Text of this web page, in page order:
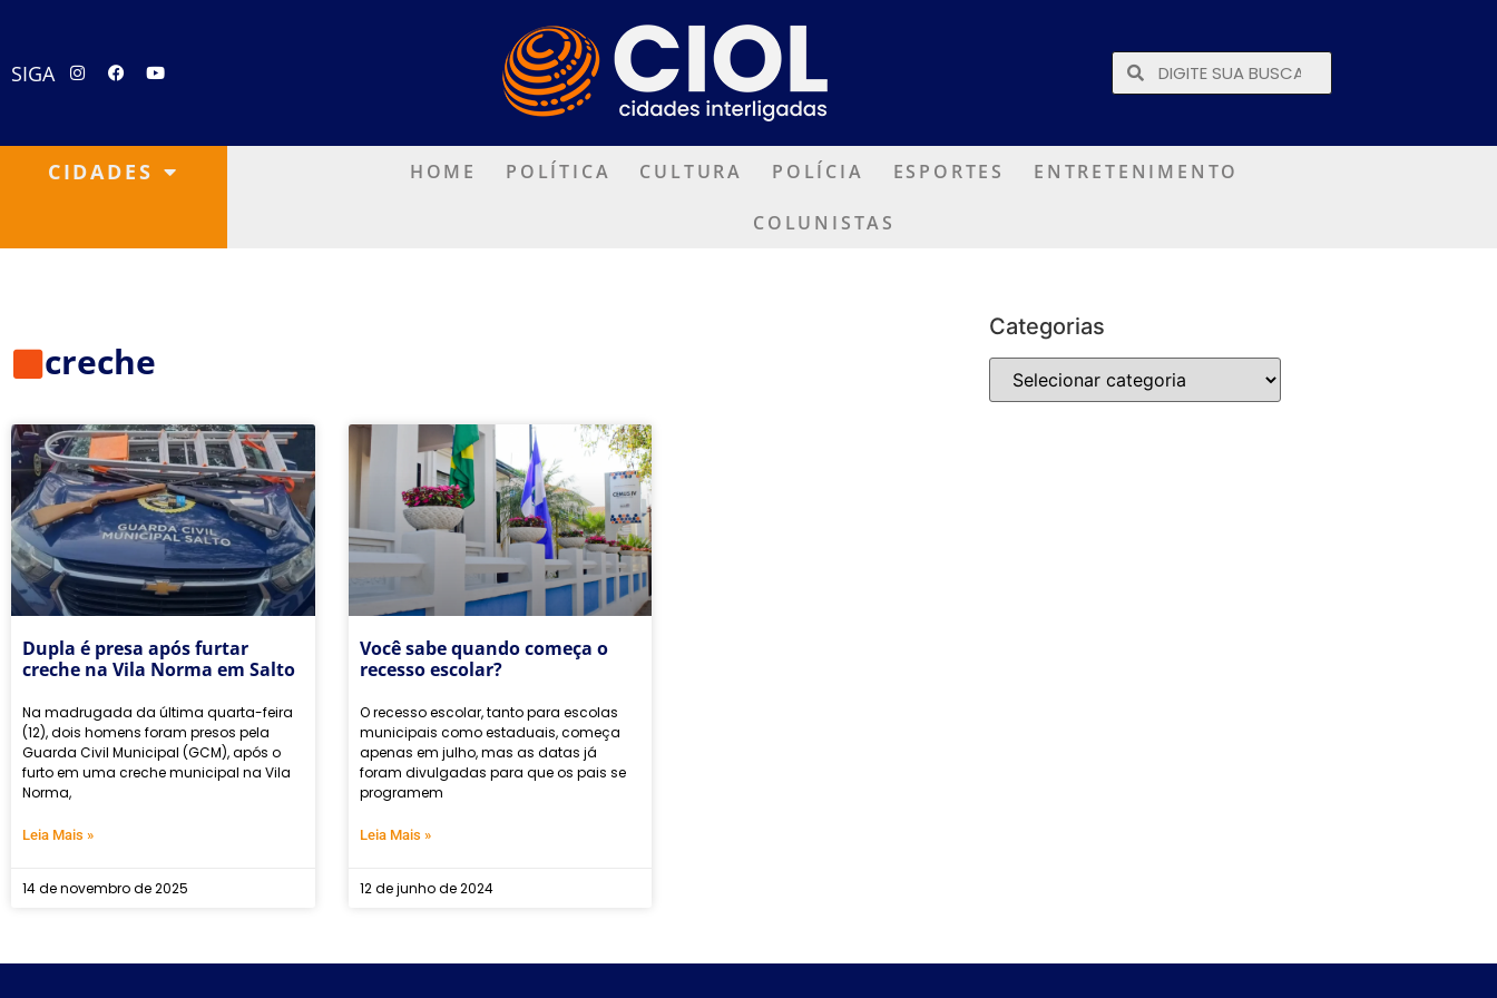
SIGA
CIDADES HOME POLÍTICA CULTURA POLÍCIA ESPORTES ENTRETENIMENTO
COLUNISTAS
creche
Categorias
Dupla é presa após furtar
creche na Vila Norma em Salto
Na madrugada da última quarta-feira
(12), dois homens foram presos pela
Guarda Civil Municipal (GCM), após o
furto em uma creche municipal na Vila
Norma,
Leia Mais »
14 de novembro de 2025
Você sabe quando começa o
recesso escolar?
O recesso escolar, tanto para escolas
municipais como estaduais, começa
apenas em julho, mas as datas já
foram divulgadas para que os pais se
programem
Leia Mais »
12 de junho de 2024